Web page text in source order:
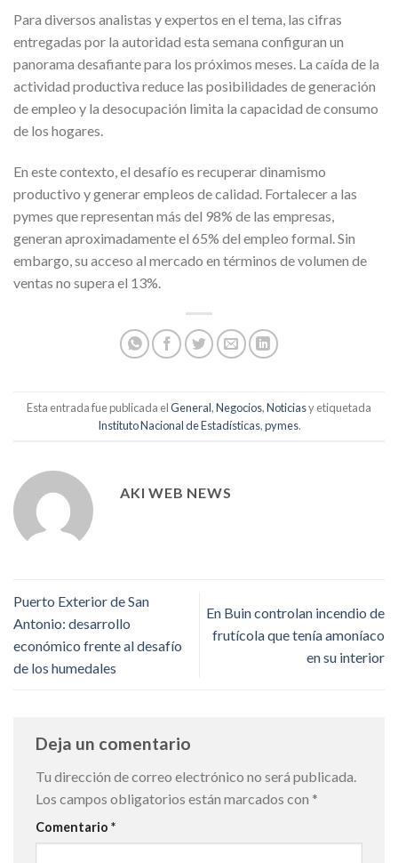
Para diversos analistas y expertos en el tema, las cifras
entregadas por la autoridad esta semana configuran un
panorama desafiante para los próximos meses. La caída de la
actividad productiva reduce las posibilidades de generación
de empleo y la desocupación limita la capacidad de consumo
de los hogares.
En este contexto, el desafío es recuperar dinamismo
productivo y generar empleos de calidad. Fortalecer a las
pymes que representan más del 98% de las empresas,
generan aproximadamente el 65% del empleo formal. Sin
embargo, su acceso al mercado en términos de volumen de
ventas no supera el 13%.
Esta entrada fue publicada elGeneral,Negocios,Noticiasy etiquetada
Instituto Nacional de Estadísticas,pymes.
AKI WEB NEWS
Puerto Exterior de San
Antonio: desarrollo
económico frente al desafío
de los humedales
En Buin controlan incendio de
frutícola que tenía amoníaco
en su interior
Deja un comentario
Tu dirección de correo electrónico no será publicada.
Los campos obligatorios están marcados con *
Comentario *